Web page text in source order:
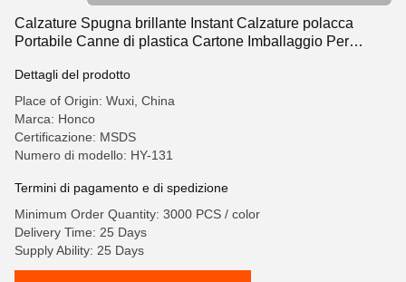
Calzature Spugna brillante Instant Calzature polacca
Portabile Canne di plastica Cartone Imballaggio Per
Dettagli del prodotto
Place of Origin: Wuxi, China
Marca: Honco
Certificazione: MSDS
Numero di modello: HY-131
Termini di pagamento e di spedizione
Minimum Order Quantity: 3000 PCS / color
Delivery Time: 25 Days
Supply Ability: 25 Days